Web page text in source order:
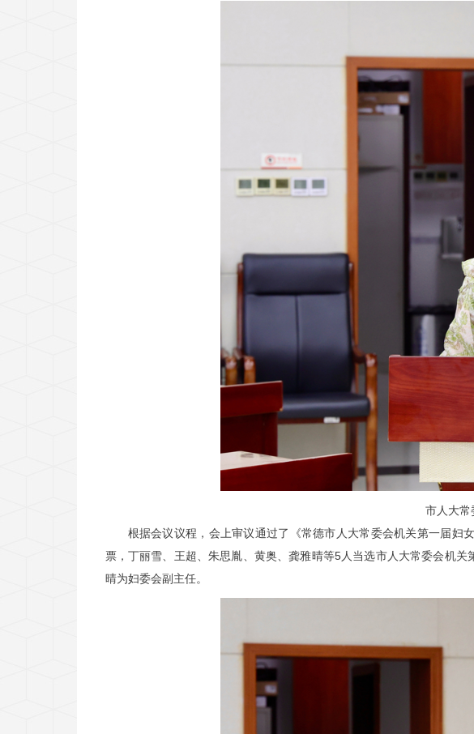
市人大常
根据会议议程，会上审议通过了《常德市人大常委会机关第一届妇
票，丁丽雪、王超、朱思胤、黄奥、龚雅晴等5人当选市人大常委会机
晴为妇委会副主任。